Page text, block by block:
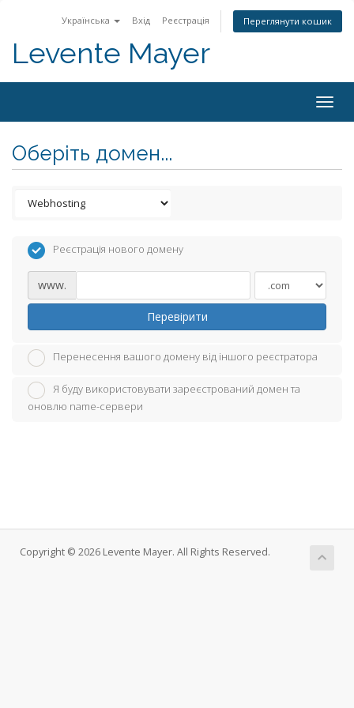
Українська Вхід Реєстрація Переглянути кошик
Levente Mayer
Оберіть домен...
Реєстрація нового домену
www.
Перевірити
Перенесення вашого домену від іншого реєстратора
Я буду використовувати зареєстрований домен та
оновлю name-сервери
Copyright © 2026 Levente Mayer. All Rights Reserved.